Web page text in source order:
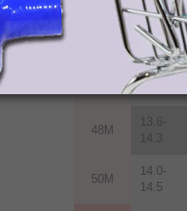
12.8-
13.2
13.2-
13.8
48M
13.6-
14.3
50M
14.0-
14.5